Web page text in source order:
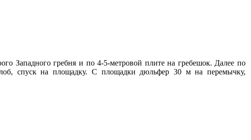
Западного гребня и по 4-5-метровой плите на гребешок. Далее по
спуск на площадку. С площадки дюльфер 30 м на перемычку,